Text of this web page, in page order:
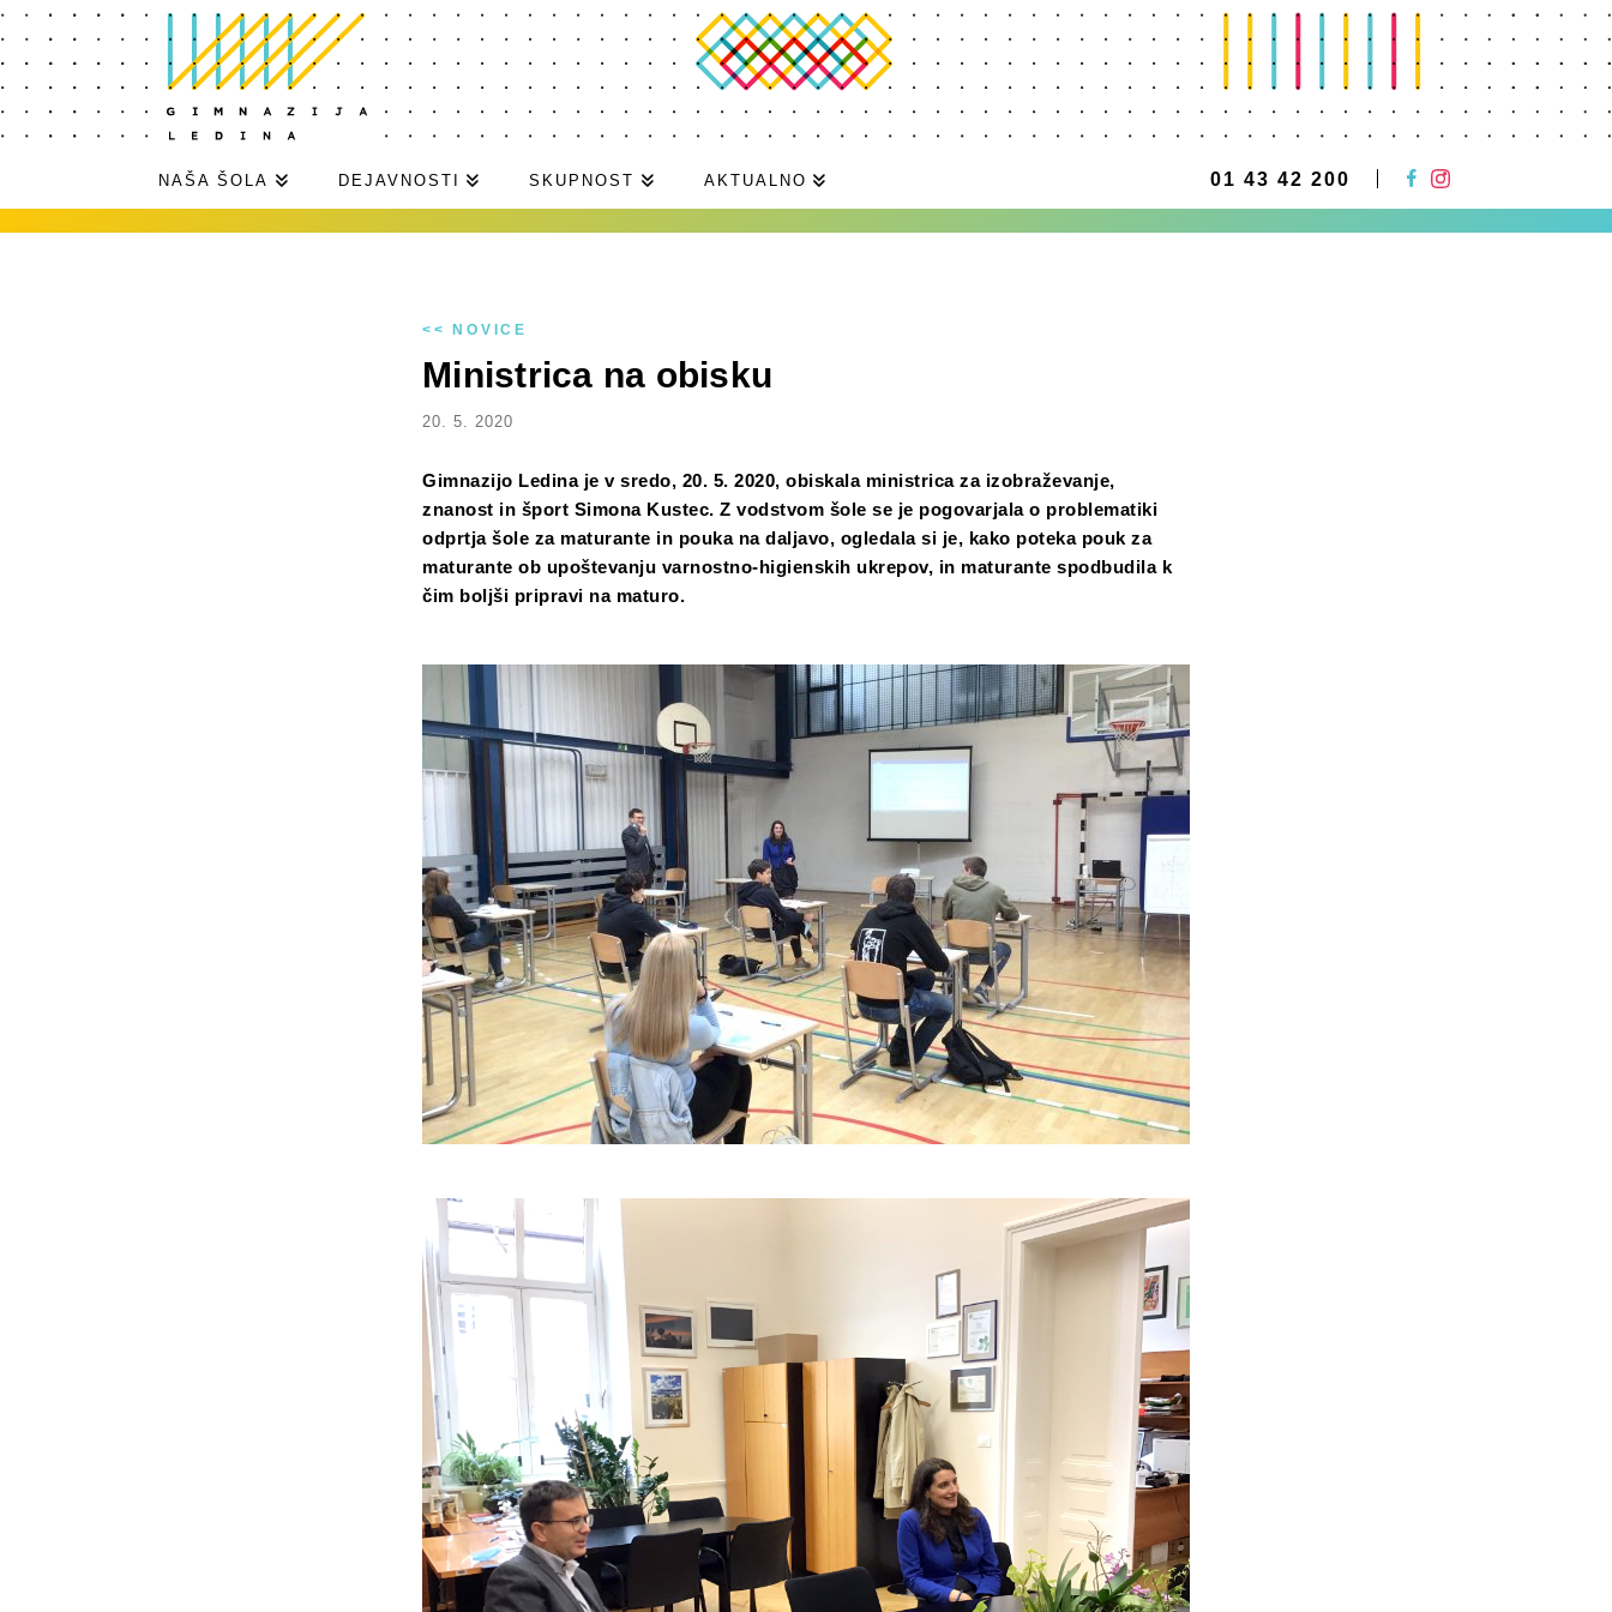
NAŠA ŠOLA DEJAVNOSTI SKUPNOST AKTUALNO 01 43 42 200
<< NOVICE
Ministrica na obisku
20. 5. 2020
Gimnazijo Ledina je v sredo, 20. 5. 2020, obiskala ministrica za izobraževanje,
znanost in šport Simona Kustec. Z vodstvom šole se je pogovarjala o problematiki
odprtja šole za maturante in pouka na daljavo, ogledala si je, kako poteka pouk za
maturante ob upoštevanju varnostno-higienskih ukrepov, in maturante spodbudila k
čim boljši pripravi na maturo.